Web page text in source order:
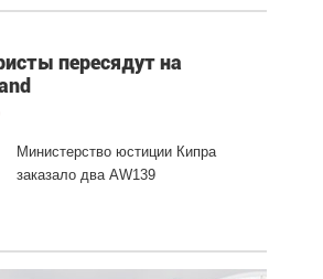
пересядут на
Министерство юстиции Кипра
заказало два AW139